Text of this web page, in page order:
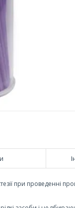
при проведенні